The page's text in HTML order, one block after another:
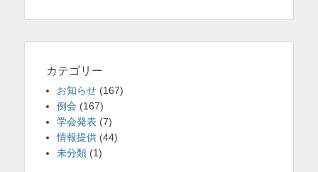
カテゴリー
お知らせ (167)
例会 (167)
学会発表 (7)
情報提供 (44)
未分類 (1)